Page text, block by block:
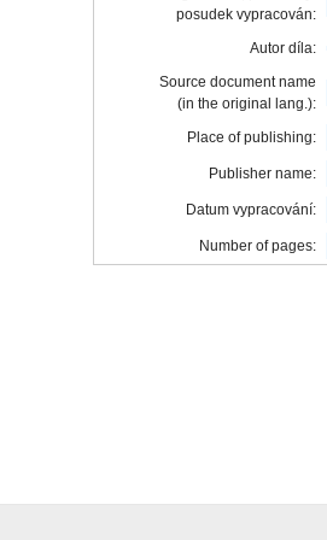
posudek vypracován:
Autor díla:
Source document name
(in the original lang.):
Place of publishing:
Publisher name:
Datum vypracování:
Number of pages: